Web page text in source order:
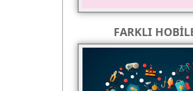
FARKLI